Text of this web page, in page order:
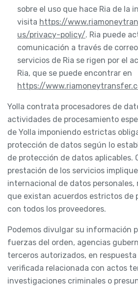
sobre el uso que hace Ria de la
visita https://
us/privacy-policy/. Ria puede
comunicación a través de
servicios de Ria se rigen por el
Ria, que se puede encontrar en
https://
Yolla contrata procesadores de
actividades de procesamiento
de Yolla imponiendo estrictas
protección de datos según lo
de protección de datos aplicables.
prestación de los servicios
internacional de datos personales,
que existan acuerdos estrictos de
con todos los proveedores.
Podemos divulgar su información
fuerzas del orden, agencias
terceros autorizados, en
verificada relacionada con actos
investigaciones criminales o